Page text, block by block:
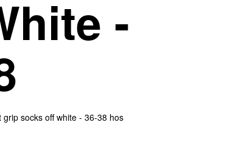
-
socks off white - 36-38 hos